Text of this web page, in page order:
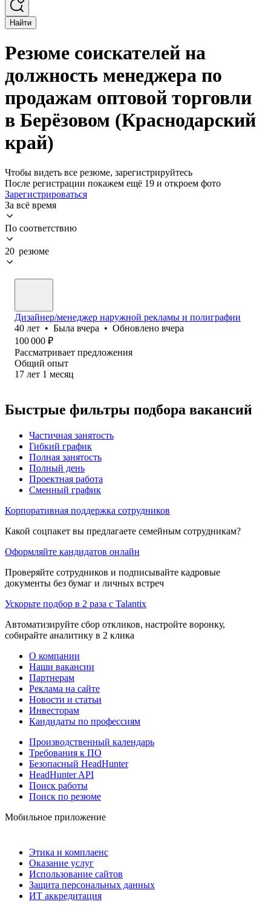
Найти
Резюме соискателей на
должность менеджера по
продажам оптовой торговли
в Берёзовом (Краснодарский
край)
Чтобы видеть все резюме, зарегистрируйтесь
После регистрации покажем ещё 19 и откроем фото
Зарегистрироваться
За всё время
По соответствию
20 резюме
Дизайнер/менеджер наружной рекламы и полиграфии
40 лет • Была вчера • Обновлено вчера
100 000 ₽
Рассматривает предложения
Общий опыт
17 лет 1 месяц
Быстрые фильтры подбора вакансий
Частичная занятость
Гибкий график
Полная занятость
Полный день
Проектная работа
Сменный график
Корпоративная поддержка сотрудников
Какой соцпакет вы предлагаете семейным сотрудникам?
Оформляйте кандидатов онлайн
Проверяйте сотрудников и подписывайте кадровые
документы без бумаг и личных встреч
Ускорьте подбор в 2 раза с Talantix
Автоматизируйте сбор откликов, настройте воронку,
собирайте аналитику в 2 клика
О компании
Наши вакансии
Партнерам
Реклама на сайте
Новости и статьи
Инвесторам
Кандидаты по профессиям
Производственный календарь
Требования к ПО
Безопасный HeadHunter
HeadHunter API
Поиск работы
Поиск по резюме
Мобильное приложение
Этика и комплаенс
Оказание услуг
Использование сайтов
Защита персональных данных
ИТ аккредитация